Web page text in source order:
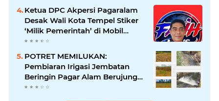
Ketua DPC Akpersi Pagaralam
Desak Wali Kota Tempel Stiker
‘Milik Pemerintah’ di Mobil
Dinas, Cegah Penyalahgunaan
POTRET MEMILUKAN:
Pembiaran Irigasi Jembatan
Beringin Pagar Alam Berujung
'Bencana' Bagi Petani